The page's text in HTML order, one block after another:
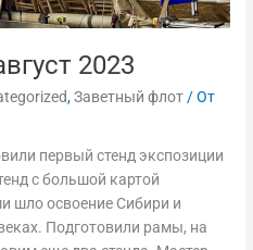
2023
,Заветный флот / От
первый стенд экспозиции
с большой картой
шло освоение Сибири и
Подготовили рамы, на